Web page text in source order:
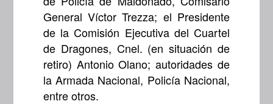
General Víctor Trezza; el Presidente
de la Comisión Ejecutiva del Cuartel
de Dragones, Cnel. (en situación de
retiro) Antonio Olano; autoridades de
la Armada Nacional, Policía Nacional,
entre otros.